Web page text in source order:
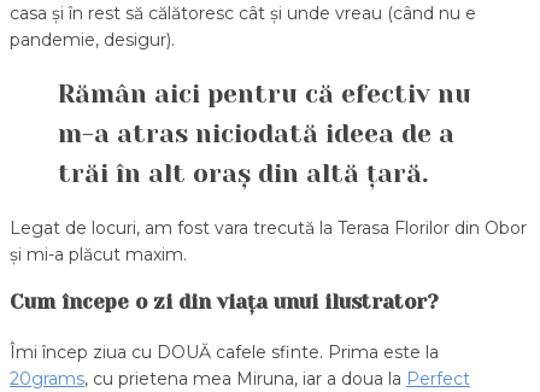
casa și în rest să călătoresc cât și unde vreau (când nu e
pandemie, desigur).
Rămân aici pentru că efectiv nu
m-a atras niciodată ideea de a
trăi în alt oraș din altă țară.
Legat de locuri, am fost vara trecută la Terasa Florilor din Obor
și mi-a plăcut maxim.
Cum începe o zi din viața unui ilustrator?
Îmi încep ziua cu DOUĂ cafele sfinte. Prima este la
20grams, cu prietena mea Miruna, iar a doua la Perfect